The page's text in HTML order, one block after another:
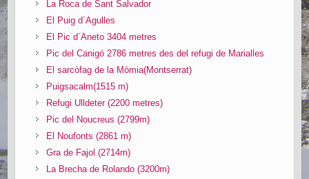
La Roca de Sant Salvador
El Puig d´Agulles
El Pic d´Aneto 3404 metres
Pic del Canigó 2786 metres des del refugi de Marialles
El sarcòfag de la Mòmia(Montserrat)
Puigsacalm(1515 m)
Refugi Ulldeter (2200 metres)
Pic del Noucreus (2799m)
El Noufonts (2861 m)
Gra de Fajol (2714m)
La Brecha de Rolando (3200m)